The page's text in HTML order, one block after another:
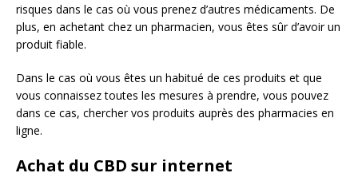
risques dans le cas où vous prenez d’autres médicaments. De
plus, en achetant chez un pharmacien, vous êtes sûr d’avoir un
produit fiable.
Dans le cas où vous êtes un habitué de ces produits et que
vous connaissez toutes les mesures à prendre, vous pouvez
dans ce cas, chercher vos produits auprès des pharmacies en
ligne.
Achat du CBD sur internet